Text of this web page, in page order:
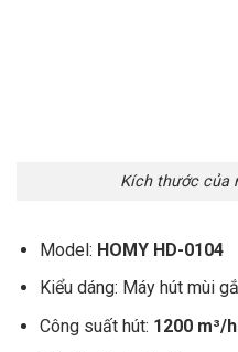
Kích thước của
Model: HOMY HD-0104
Kiểu dáng: Máy hút mùi
Công suất hút: 1200 m³/h